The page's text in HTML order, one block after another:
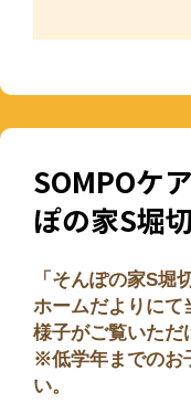
SOMPOケ
ぽの家S堀
「そんぽの家S堀
ホームだよりにて
様子がご覧いただ
※低学年までのお
い。